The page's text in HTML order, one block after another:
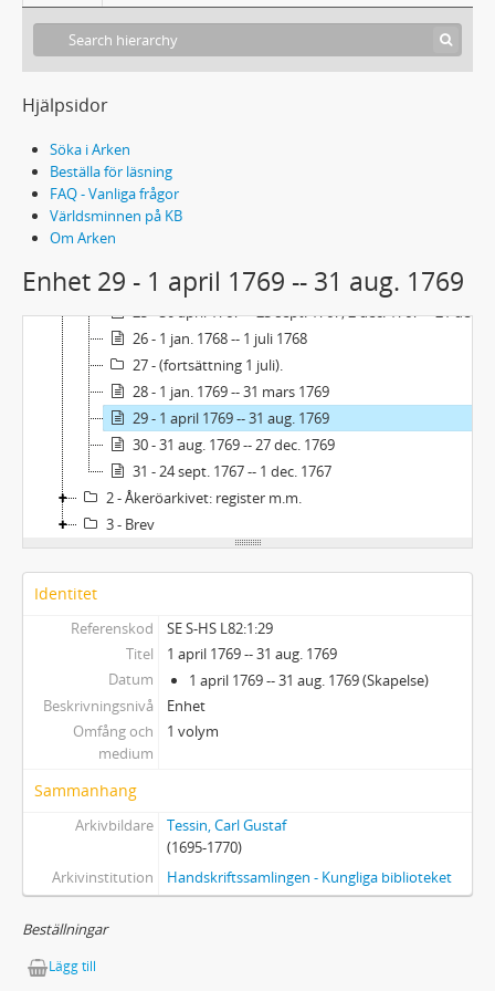
Hjälpsidor
Söka i Arken
Beställa för läsning
FAQ - Vanliga frågor
Världsminnen på KB
Om Arken
Enhet 29 - 1 april 1769 -- 31 aug. 1769
14 - 23 aug. 1761 -- 31 dec. 1761
15 - 1 jan. 1762 -- 22 maj 1762
16 - 23 maj 1762 -- 31 dec. 1762
20 - 1 jan. 1765 -- 31 juli 1765
21 - 1 aug. 1765 -- 31 dec. 1765
24 - 1 jan. 1767 -- 29 april 1767
25 - 30 april 1767 -- 23 sept. 1767; 2 dec. 1767 -- 21 dec. 1767
26 - 1 jan. 1768 -- 1 juli 1768
27 - (fortsättning 1 juli).
28 - 1 jan. 1769 -- 31 mars 1769
29 - 1 april 1769 -- 31 aug. 1769
30 - 31 aug. 1769 -- 27 dec. 1769
31 - 24 sept. 1767 -- 1 dec. 1767
2 - Åkeröarkivet: register m.m.
3 - Brev
Identitet
Referenskod
SE S-HS L82:1:29
Titel
1 april 1769 -- 31 aug. 1769
Datum
1 april 1769 -- 31 aug. 1769 (Skapelse)
Beskrivningsnivå
Enhet
Omfång och
medium
1 volym
Sammanhang
Arkivbildare
Tessin, Carl Gustaf
(1695-1770)
Arkivinstitution
Handskriftssamlingen - Kungliga biblioteket
Beställningar
Lägg till